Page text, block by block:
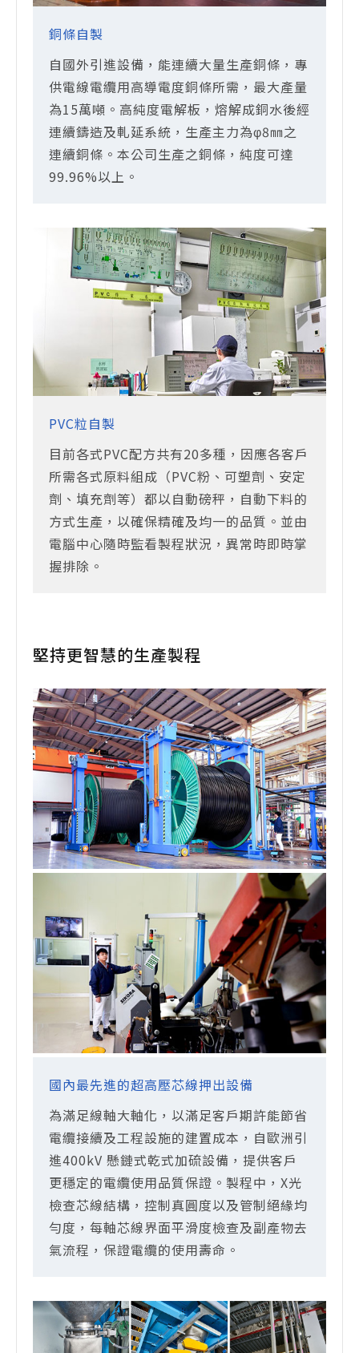
銅條自製
自國外引進設備，能連續大量生產銅條，專
供電線電纜用高導電度銅條所需，最大產量
為15萬噸。高純度電解板，熔解成銅水後經
連續鑄造及軋延系統，生產主力為φ8㎜之
連續銅條。本公司生產之銅條，純度可達
99.96%以上。
PVC粒自製
目前各式PVC配方共有20多種，因應各客戶
所需各式原料組成（PVC粉、可塑劑、安定
劑、填充劑等）都以自動磅秤，自動下料的
方式生產，以確保精確及均一的品質。並由
電腦中心隨時監看製程狀況，異常時即時掌
握排除。
堅持更智慧的生產製程
國內最先進的超高壓芯線押出設備
為滿足線軸大軸化，以滿足客戶期許能節省
電纜接續及工程設施的建置成本，自歐洲引
進400kV 懸鏈式乾式加硫設備，提供客戶
更穩定的電纜使用品質保證。製程中，X光
檢查芯線結構，控制真圓度以及管制絕緣均
勻度，每軸芯線界面平滑度檢查及副產物去
氣流程，保證電纜的使用壽命。